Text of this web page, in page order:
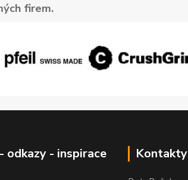
firem.
odkazy - inspirace Kontakty